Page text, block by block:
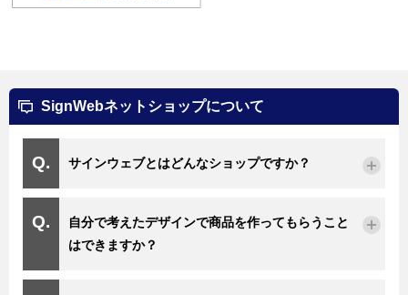
SignWebネットショップについて
サインウェブとはどんなショップですか？
自分で考えたデザインで商品を作ってもらうこと
はできますか？